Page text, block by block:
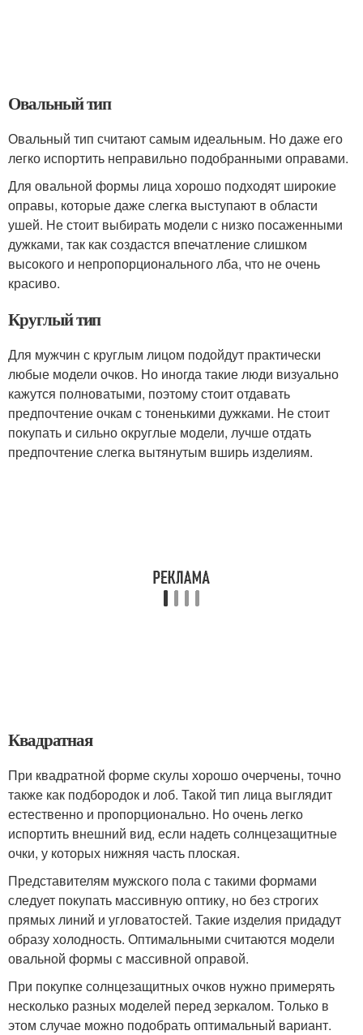
Овальный тип
Овальный тип считают самым идеальным. Но даже его
легко испортить неправильно подобранными оправами.
Для овальной формы лица хорошо подходят широкие
оправы, которые даже слегка выступают в области
ушей. Не стоит выбирать модели с низко посаженными
дужками, так как создастся впечатление слишком
высокого и непропорционального лба, что не очень
красиво.
Круглый тип
Для мужчин с круглым лицом подойдут практически
любые модели очков. Но иногда такие люди визуально
кажутся полноватыми, поэтому стоит отдавать
предпочтение очкам с тоненькими дужками. Не стоит
покупать и сильно округлые модели, лучше отдать
предпочтение слегка вытянутым вширь изделиям.
Квадратная
При квадратной форме скулы хорошо очерчены, точно
также как подбородок и лоб. Такой тип лица выглядит
естественно и пропорционально. Но очень легко
испортить внешний вид, если надеть солнцезащитные
очки, у которых нижняя часть плоская.
Представителям мужского пола с такими формами
следует покупать массивную оптику, но без строгих
прямых линий и угловатостей. Такие изделия придадут
образу холодность. Оптимальными считаются модели
овальной формы с массивной оправой.
При покупке солнцезащитных очков нужно примерять
несколько разных моделей перед зеркалом. Только в
этом случае можно подобрать оптимальный вариант.